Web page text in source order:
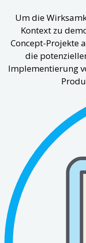
Um die
Kontext zu
Concept-Projekte
die
Implementierung